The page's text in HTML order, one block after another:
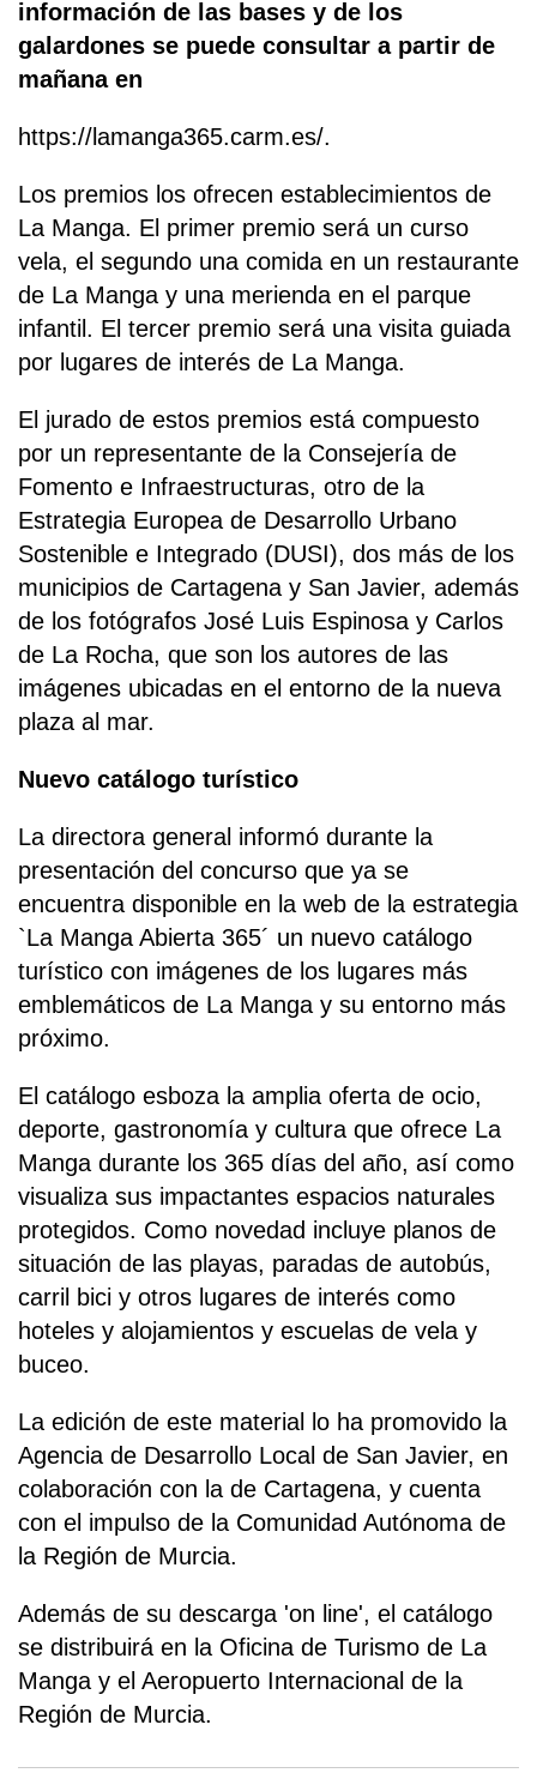
información de las bases y de los
galardones se puede consultar a partir de
mañana en
https://lamanga365.carm.es/.
Los premios los ofrecen establecimientos de
La Manga. El primer premio será un curso
vela, el segundo una comida en un restaurante
de La Manga y una merienda en el parque
infantil. El tercer premio será una visita guiada
por lugares de interés de La Manga.
El jurado de estos premios está compuesto
por un representante de la Consejería de
Fomento e Infraestructuras, otro de la
Estrategia Europea de Desarrollo Urbano
Sostenible e Integrado (DUSI), dos más de los
municipios de Cartagena y San Javier, además
de los fotógrafos José Luis Espinosa y Carlos
de La Rocha, que son los autores de las
imágenes ubicadas en el entorno de la nueva
plaza al mar.
Nuevo catálogo turístico
La directora general informó durante la
presentación del concurso que ya se
encuentra disponible en la web de la estrategia
`La Manga Abierta 365´ un nuevo catálogo
turístico con imágenes de los lugares más
emblemáticos de La Manga y su entorno más
próximo.
El catálogo esboza la amplia oferta de ocio,
deporte, gastronomía y cultura que ofrece La
Manga durante los 365 días del año, así como
visualiza sus impactantes espacios naturales
protegidos. Como novedad incluye planos de
situación de las playas, paradas de autobús,
carril bici y otros lugares de interés como
hoteles y alojamientos y escuelas de vela y
buceo.
La edición de este material lo ha promovido la
Agencia de Desarrollo Local de San Javier, en
colaboración con la de Cartagena, y cuenta
con el impulso de la Comunidad Autónoma de
la Región de Murcia.
Además de su descarga 'on line', el catálogo
se distribuirá en la Oficina de Turismo de La
Manga y el Aeropuerto Internacional de la
Región de Murcia.